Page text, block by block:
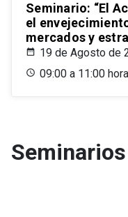
Seminario: “El
el
mercados y
19 de Agosto de
09:00 a 11:00
Seminarios